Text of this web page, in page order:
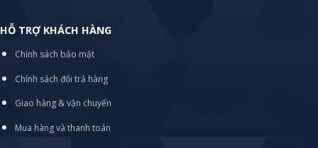
HỖ TRỢ KHÁCH HÀNG
Chính sách bảo mật
Chính sách đổi trả hàng
Giao hàng & vận chuyển
Mua hàng và thanh toán